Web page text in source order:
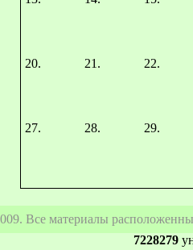
20. 21. 22.
27. 28. 29.
Все материалы
7228279